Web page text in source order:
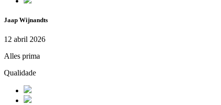
Jaap Wijnandts
12 abril 2026
Alles prima
Qualidade